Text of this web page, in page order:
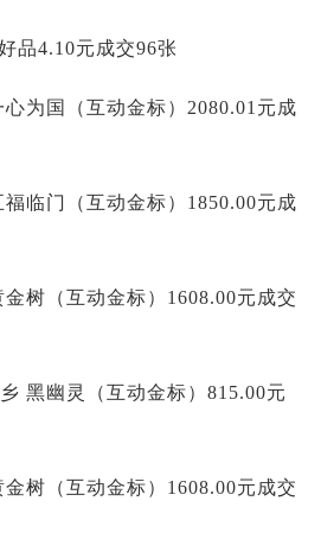
品4.10元成交96张
为国（互动金标）2080.01元成
临门（互动金标）1850.00元成
树（互动金标）1608.00元成交
黑幽灵（互动金标）815.00元
树（互动金标）1608.00元成交